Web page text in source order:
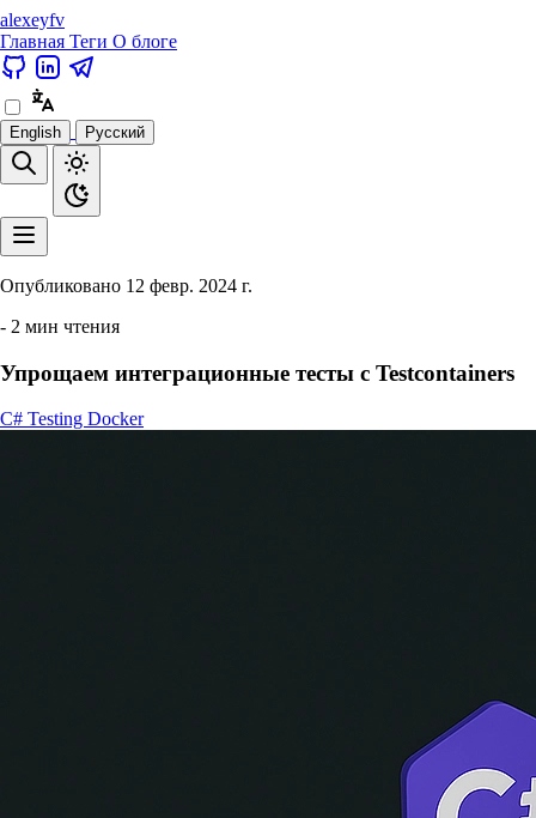
alexeyfv
Главная Теги О блоге
English Русский
Опубликовано 12 февр. 2024 г.
- 2 мин чтения
Упрощаем интеграционные тесты с Testcontainers
C# Testing Docker